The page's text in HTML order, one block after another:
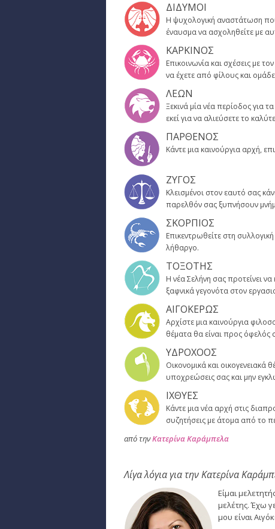
ΔΙΔΥΜΟΙ
Η ψυχολογική αναστάτωση που
έναυσμα να ασχοληθείτε με
ΚΑΡΚΙΝΟΣ
Επικοινωνία και σχέσεις με
να έχετε από φίλους και
ΛΕΩΝ
Ξεκινά μία νέα περίοδος για
εκεί για να αλιεύσετε το
ΠΑΡΘΕΝΟΣ
Κάντε μια καινούργια αρχή,
ΖΥΓΟΣ
Κλεισμένοι στον εαυτό σας
παρελθόν σας ξυπνήσουν
ΣΚΟΡΠΙΟΣ
Επικεντρωθείτε στη
λήθαργο.
ΤΟΞΟΤΗΣ
Η νέα Σελήνη σας προτείνει
ξαφνικά γεγονότα στον
ΑΙΓΟΚΕΡΩΣ
Αρχίστε μια καινούργια
θέματα θα είναι προς όφελός
ΥΔΡΟΧΟΟΣ
Οικονομικά και οικογενειακά
υποχρεώσεις σας και μην
ΙΧΘΥΕΣ
Κάντε μια νέα αρχή στις
συζητήσεις με άτομα από το
από τηνΚατερίνα Καράμπελα
Λίγα λόγια για την Κατερίνα
Είμαι
μελέτης. Έχω
μου είναι